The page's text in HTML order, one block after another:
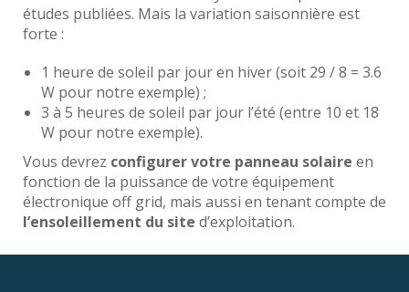
études publiées. Mais la variation saisonnière est
forte :
1 heure de soleil par jour en hiver (soit 29 / 8 = 3.6
W pour notre exemple) ;
3 à 5 heures de soleil par jour l’été (entre 10 et 18
W pour notre exemple).
Vous devrez configurer votre panneau solaire en
fonction de la puissance de votre équipement
électronique off grid, mais aussi en tenant compte de
l’ensoleillement du site d’exploitation.